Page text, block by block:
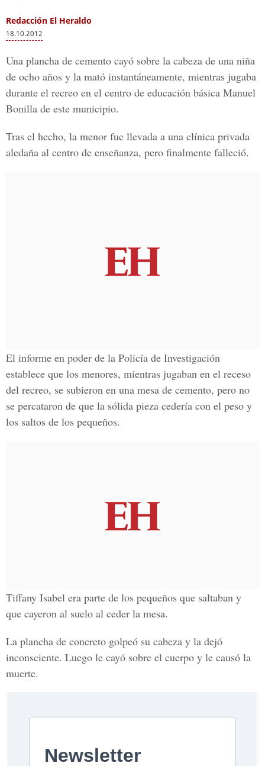
Redacción El Heraldo
18.10.2012
Una plancha de cemento cayó sobre la cabeza de una niña
de ocho años y la mató instantáneamente, mientras jugaba
durante el recreo en el centro de educación básica Manuel
Bonilla de este municipio.
Tras el hecho, la menor fue llevada a una clínica privada
aledaña al centro de enseñanza, pero finalmente falleció.
El informe en poder de la Policía de Investigación
establece que los menores, mientras jugaban en el receso
del recreo, se subieron en una mesa de cemento, pero no
se percataron de que la sólida pieza cedería con el peso y
los saltos de los pequeños.
Tiffany Isabel era parte de los pequeños que saltaban y
que cayeron al suelo al ceder la mesa.
La plancha de concreto golpeó su cabeza y la dejó
inconsciente. Luego le cayó sobre el cuerpo y le causó la
muerte.